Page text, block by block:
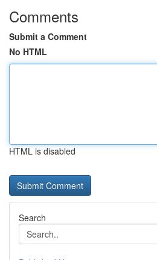
Comments
Submit a Comment
No HTML
HTML is disabled
Search